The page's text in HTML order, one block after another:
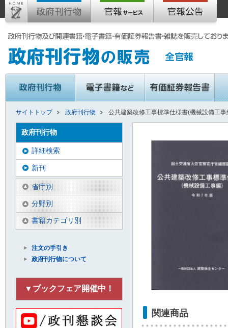
サイトトップ 政府刊行物 公共建築改修工事標準仕様書(機械設備工
関連商品
政府刊行物
詳細検索
新刊
省庁別
分野別
書籍カテゴリ別
注文の手引き
政府刊行物について
▼ブックフェア開催中！